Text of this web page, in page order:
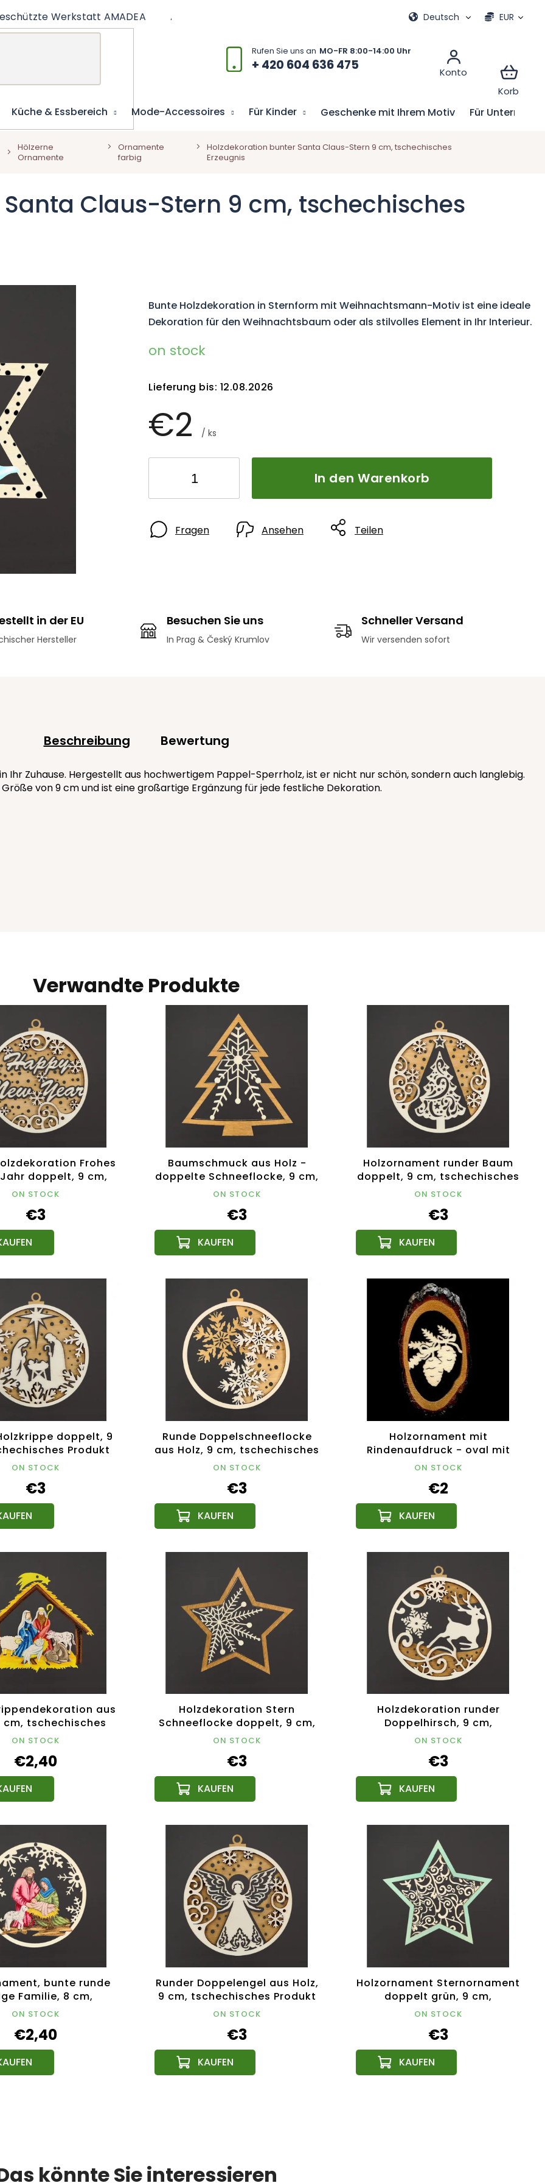
+ 420 604 636 475
Werkstatt AMADEA Artikel EUR
Deutsch
Küche & Essbereich Mode-Accessoires Für Kinder Geschenke mit Ihrem Motiv Für
Hölzerne
Ornamente
Ornamente
farbig
Holzdekoration bunter Santa Claus-Stern 9 cm, tschechisches
Erzeugnis
Claus-Stern 9 cm, tschechisches
€2 / ks
on stock
Lieferung bis: 12.08.2026
In den Warenkorb
Bunte Holzdekoration in Sternform mit Weihnachtsmann-Motiv ist eine ideale
Dekoration für den Weihnachtsbaum oder als stilvolles Element in Ihr Interieur.
Fragen Ansehen Teilen
in der EU
Hersteller
Besuchen Sie uns
In Prag & Český Krumlov
Schneller Versand
Wir versenden sofort
Verwandte Produkte
Frohes
doppelt, 9 cm,
Produkt
ON STOCK
€3
Baumschmuck aus Holz -
doppelte Schneeflocke, 9 cm,
tschechisches Produkt
ON STOCK
€3
Holzornament runder Baum
doppelt, 9 cm, tschechisches
Produkt
ON STOCK
€3
doppelt, 9
Produkt
ON STOCK
€3
Runde Doppelschneeflocke
aus Holz, 9 cm, tschechisches
Produkt
ON STOCK
€3
Holzornament mit
Rindenaufdruck - oval mit
Zapfen 6 cm
ON STOCK
€2
aus
cm, tschechisches
Produkt
ON STOCK
€2,40
Holzdekoration Stern
Schneeflocke doppelt, 9 cm,
tschechisches Produkt
ON STOCK
€3
Holzdekoration runder
Doppelhirsch, 9 cm,
tschechisches Produkt
ON STOCK
€3
bunte runde
Familie, 8 cm,
Produkt
ON STOCK
€2,40
Runder Doppelengel aus Holz,
9 cm, tschechisches Produkt
ON STOCK
€3
Holzornament Sternornament
doppelt grün, 9 cm,
tschechisches Produkt
ON STOCK
€3
Beschreibung Bewertung
Zuhause. Hergestellt aus hochwertigem Pappel-Sperrholz, ist er nicht nur schön, sondern auch langlebig.
von 9 cm und ist eine großartige Ergänzung für jede festliche Dekoration.
könnte Sie interessieren